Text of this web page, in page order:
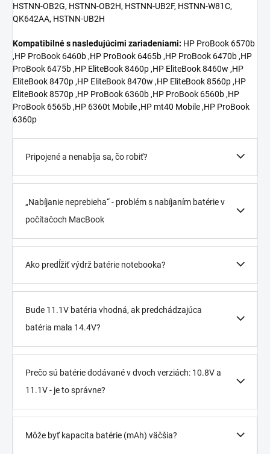
HSTNN-OB2G, HSTNN-OB2H, HSTNN-UB2F, HSTNN-W81C,
QK642AA, HSTNN-UB2H
Kompatibilné s nasledujúcimi zariadeniami: HP ProBook 6570b
,HP ProBook 6460b ,HP ProBook 6465b ,HP ProBook 6470b ,HP
ProBook 6475b ,HP EliteBook 8460p ,HP EliteBook 8460w ,HP
EliteBook 8470p ,HP EliteBook 8470w ,HP EliteBook 8560p ,HP
EliteBook 8570p ,HP ProBook 6360b ,HP ProBook 6560b ,HP
ProBook 6565b ,HP 6360t Mobile ,HP mt40 Mobile ,HP ProBook
6360p
Pripojené a nenabíja sa, čo robiť?
„Nabíjanie neprebieha“ - problém s nabíjaním batérie v
počítačoch MacBook
Ako predĺžiť výdrž batérie notebooka?
Bude 11.1V batéria vhodná, ak predchádzajúca
batéria mala 14.4V?
Prečo sú batérie dodávané v dvoch verziách: 10.8V a
11.1V - je to správne?
Môže byť kapacita batérie (mAh) väčšia?